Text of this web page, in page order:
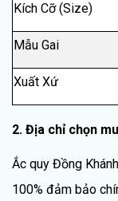
Kích Cỡ (Size)
Mẫu Gai
Xuất Xứ
2. Địa chỉ chọn
Ắc quy Đồng
100% đảm bảo